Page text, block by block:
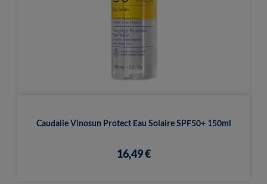
Caudalie Vinosun Protect Eau Solaire SPF50+ 150ml
16,49 €